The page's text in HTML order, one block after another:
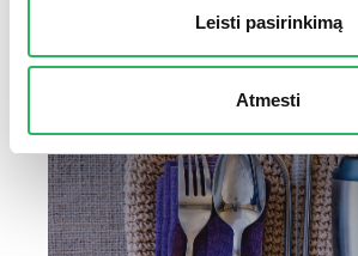
Leisti pasirinkimą
Atmesti